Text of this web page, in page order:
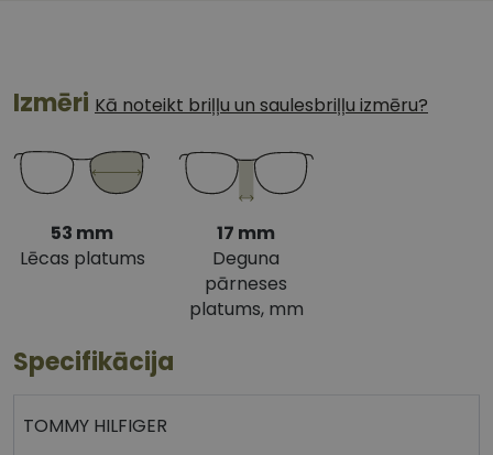
Izmēri Kā noteikt briļļu un saulesbriļļu izmēru?
53 mm
Lēcas platums
17 mm
Deguna
pārneses
platums, mm
Specifikācija
TOMMY HILFIGER